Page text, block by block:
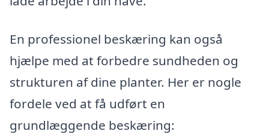
En professionel beskæring kan også
hjælpe med at forbedre sundheden og
strukturen af dine planter. Her er nogle
fordele ved at få udført en
grundlæggende beskæring: